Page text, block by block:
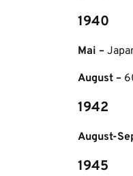
1940
Mai –
August –
1942
August-
1945